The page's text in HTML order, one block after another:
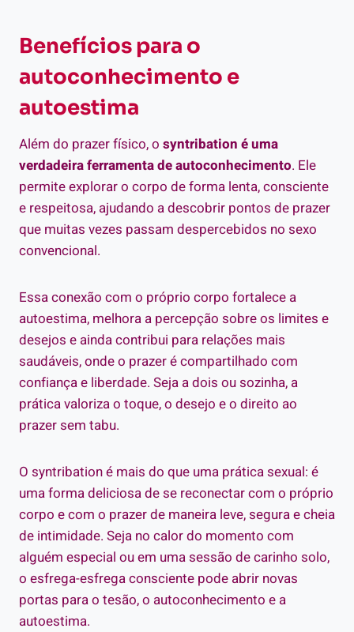
Benefícios para o
autoconhecimento e
autoestima
Além do prazer físico, o syntribation é uma
verdadeira ferramenta de autoconhecimento. Ele
permite explorar o corpo de forma lenta, consciente
e respeitosa, ajudando a descobrir pontos de prazer
que muitas vezes passam despercebidos no sexo
convencional.
Essa conexão com o próprio corpo fortalece a
autoestima, melhora a percepção sobre os limites e
desejos e ainda contribui para relações mais
saudáveis, onde o prazer é compartilhado com
confiança e liberdade. Seja a dois ou sozinha, a
prática valoriza o toque, o desejo e o direito ao
prazer sem tabu.
O syntribation é mais do que uma prática sexual: é
uma forma deliciosa de se reconectar com o próprio
corpo e com o prazer de maneira leve, segura e cheia
de intimidade. Seja no calor do momento com
alguém especial ou em uma sessão de carinho solo,
o esfrega-esfrega consciente pode abrir novas
portas para o tesão, o autoconhecimento e a
autoestima.